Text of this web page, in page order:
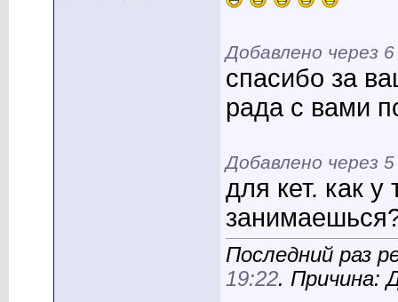
Добавлено через
спасибо за
рада с вами
Добавлено через
для кет. как
Последний раз
19:22. Причина: